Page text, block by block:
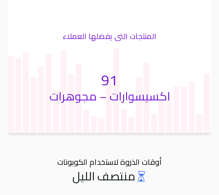
المنتجات التى يفضلها العملاء
91
اكسيسوارات – مجوهرات
أوقات الذروة لاستخدام الكوبونات
Orders
منتصف الليل